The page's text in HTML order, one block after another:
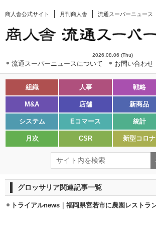
商人舎公式サイト 月刊商人舎 流通スーパーニュース
2026.08.06 (Thu)
流通スーパーニュースについて お問い合わせ
組織 人事 戦略
M&A 店舗 新商品
システム Eコマース 統計
月次 CSR 新型コロナ
グロッサリア関連記事一覧